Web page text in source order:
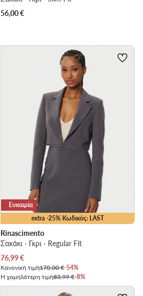
56,00€
extra -25% Κωδικός: LAST
Ευκαιρία
Rinascimento
Σακάκι · Γκρι · Regular Fit
Τρέχουσα τιμή
76,99€
Κανονική τιμή170,00 €-54%
Η χαμηλότερη τιμή83,99 €-8%